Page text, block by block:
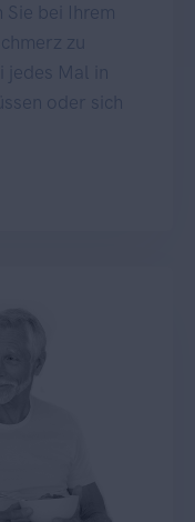
Sie bei Ihrem
zu
jedes Mal in
oder sich